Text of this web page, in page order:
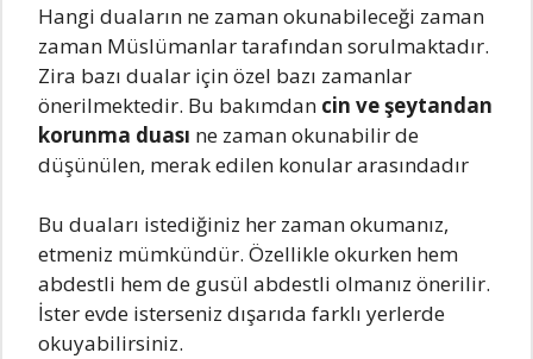
Hangi duaların ne zaman okunabileceği zaman
zaman Müslümanlar tarafından sorulmaktadır.
Zira bazı dualar için özel bazı zamanlar
önerilmektedir. Bu bakımdan cin ve şeytandan
korunma duası ne zaman okunabilir de
düşünülen, merak edilen konular arasındadır
Bu duaları istediğiniz her zaman okumanız,
etmeniz mümkündür. Özellikle okurken hem
abdestli hem de gusül abdestli olmanız önerilir.
İster evde isterseniz dışarıda farklı yerlerde
okuyabilirsiniz.